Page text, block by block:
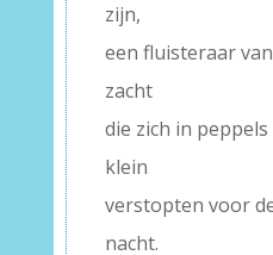
zijn,
een fluisteraar
zacht
die zich in
klein
verstopten voor
nacht.